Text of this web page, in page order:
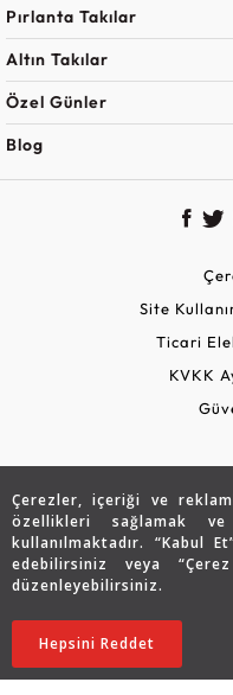
Çerezler, içeriği ve
özellikleri sağlamak
kullanılmaktadır. “Kabul
edebilirsiniz veya
düzenleyebilirsiniz.
Hepsini Reddet
69.671 TL
48.796TL
Pırlanta Takılar
Altın Takılar
Özel Günler
Blog
Site
Ticari
KVKK
Copyright © 2026